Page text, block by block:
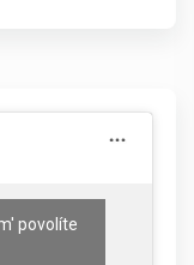
povolíte